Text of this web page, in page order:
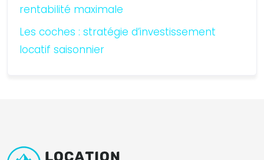
rentabilité maximale
Les coches : stratégie d’investissement
locatif saisonnier